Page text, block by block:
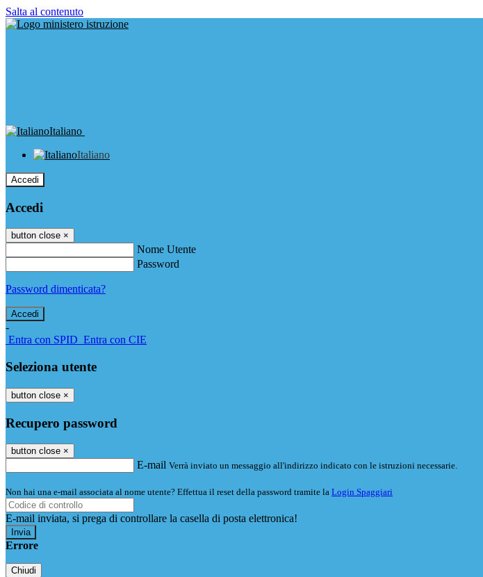
Salta al contenuto
Italiano
Italiano
Accedi
Accedi
button close ×
Nome Utente
Password
Password dimenticata?
-
Entra con SPID Entra con CIE
Seleziona utente
button close ×
Recupero password
button close ×
E-mail Verrà inviato un messaggio all'indirizzo indicato con le istruzioni necessarie.
Non hai una e-mail associata al nome utente? Effettua il reset della password tramite la Login Spaggiari
E-mail inviata, si prega di controllare la casella di posta elettronica!
Errore
Chiudi